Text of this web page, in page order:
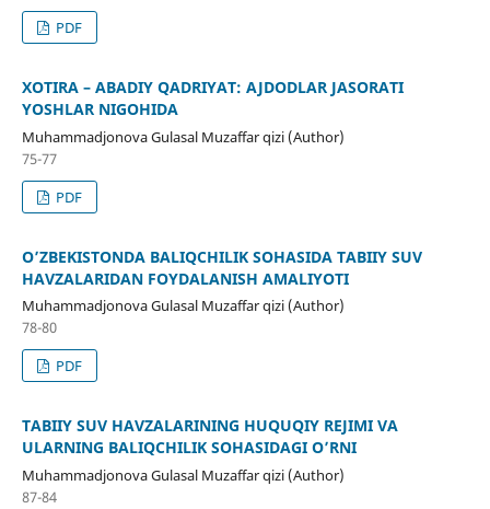
PDF
XOTIRA – ABADIY QADRIYAT: AJDODLAR JASORATI
YOSHLAR NIGOHIDA
Muhammadjonova Gulasal Muzaffar qizi (Author)
75-77
PDF
O’ZBEKISTONDA BALIQCHILIK SOHASIDA TABIIY SUV
HAVZALARIDAN FOYDALANISH AMALIYOTI
Muhammadjonova Gulasal Muzaffar qizi (Author)
78-80
PDF
TABIIY SUV HAVZALARINING HUQUQIY REJIMI VA
ULARNING BALIQCHILIK SOHASIDAGI O’RNI
Muhammadjonova Gulasal Muzaffar qizi (Author)
87-84